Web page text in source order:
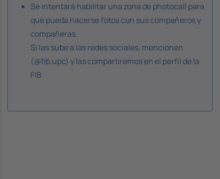
Se intentará habilitar una zona de photocall para
que pueda hacerse fotos con sus compañeros y
compañeras.
Si las sube a las redes sociales, mencionen
(@fib.upc) y las compartiremos en el perfil de la
FIB.